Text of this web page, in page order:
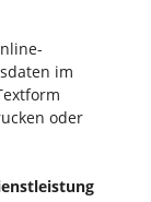
im
oder